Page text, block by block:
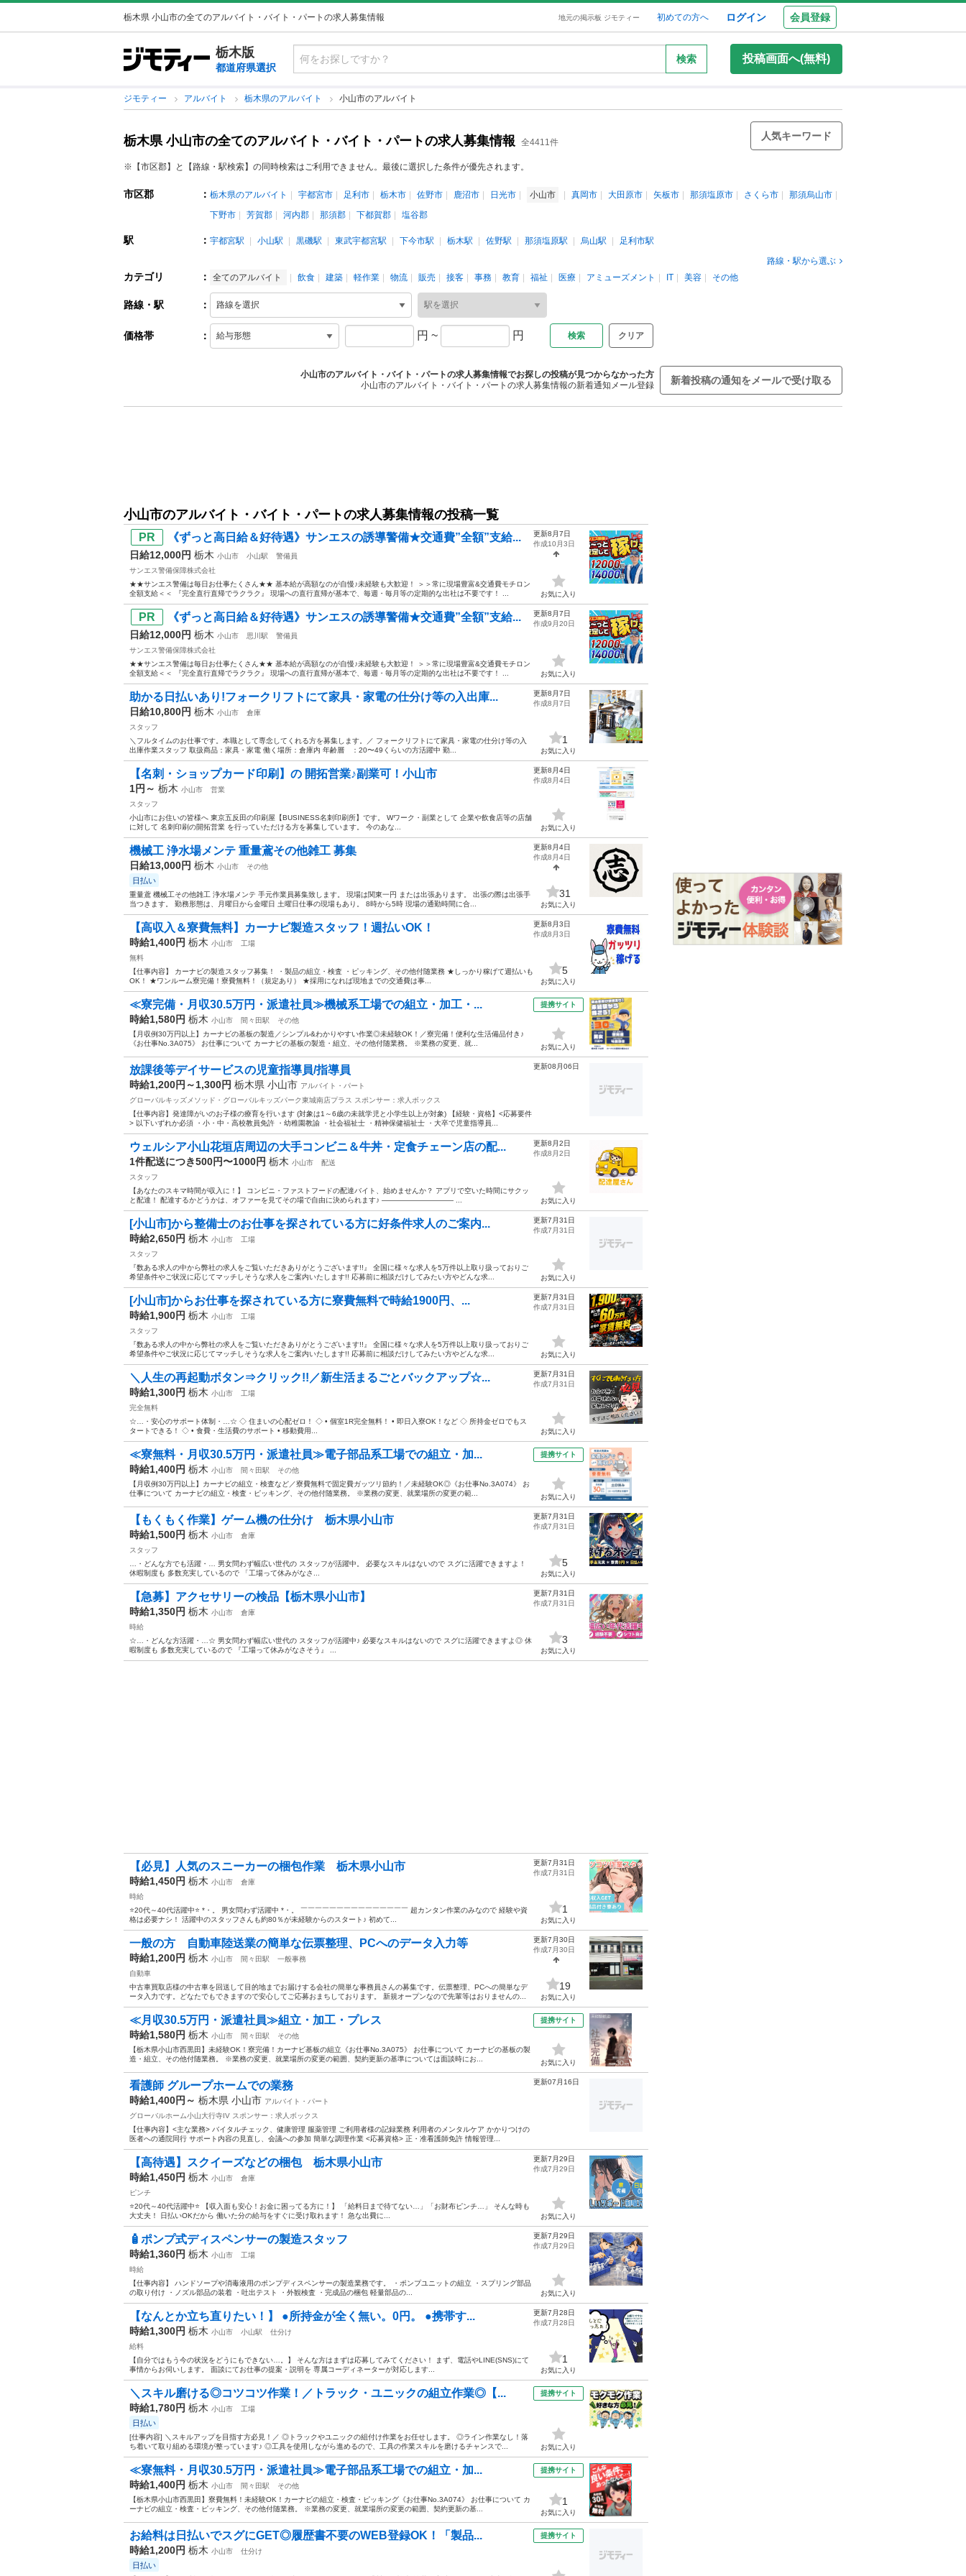
栃木県 小山市の全てのアルバイト・バイト・パートの求人募集情報 地元の掲示板 ジモティー 初めての方へ ログイン 会員登録
栃木版
都道府県選択
検索 投稿画面へ(無料)
ジモティー アルバイト 栃木県のアルバイト 小山市のアルバイト
栃木県 小山市の全てのアルバイト・バイト・パートの求人募集情報 全4411件
人気キーワード
※【市区郡】と【路線・駅検索】の同時検索はご利用できません。最後に選択した条件が優先されます。
市区郡 ： 栃木県のアルバイト 宇都宮市 足利市 栃木市 佐野市 鹿沼市 日光市 小山市 真岡市 大田原市 矢板市 那須塩原市 さくら市
那須烏山市
下野市
芳賀郡 河内郡 那須郡 下都賀郡 塩谷郡
駅 ： 宇都宮駅 小山駅 黒磯駅 東武宇都宮駅 下今市駅 栃木駅 佐野駅 那須塩原駅 烏山駅
足利市駅
路線・駅から選ぶ
カテゴリ ： 全てのアルバイト 飲食 建築 軽作業 物流 販売 接客 事務 教育 福祉 医療 アミューズメント IT 美容 その他
路線・駅 ：
価格帯 ： 円 ~ 円 クリア
小山市のアルバイト・バイト・パートの求人募集情報でお探しの投稿が見つからなかった方
小山市のアルバイト・バイト・パートの求人募集情報の新着通知メール登録
新着投稿の通知をメールで受け取る
小山市のアルバイト・バイト・パートの求人募集情報の投稿一覧
《ずっと高日給＆好待遇》サンエスの誘導警備★交通費”全額”支給...
日給12,000円 栃木 小山市 小山駅
警備員
サンエス警備保障株式会社
★★サンエス警備は毎日お仕事たくさん★★ 基本給が高額なのが自慢♪未経験も大歓迎！ ＞＞常に現場豊富&交通費モチロン
全額支給＜＜ 『完全直行直帰でラクラク』 現場への直行直帰が基本で、毎週・毎月等の定期的な出社は不要です！ ...
更新8月7日
作成10月3日
お気に入り
《ずっと高日給＆好待遇》サンエスの誘導警備★交通費”全額”支給...
日給12,000円 栃木 小山市 思川駅
警備員
サンエス警備保障株式会社
★★サンエス警備は毎日お仕事たくさん★★ 基本給が高額なのが自慢♪未経験も大歓迎！ ＞＞常に現場豊富&交通費モチロン
全額支給＜＜ 『完全直行直帰でラクラク』 現場への直行直帰が基本で、毎週・毎月等の定期的な出社は不要です！ ...
更新8月7日
作成9月20日
お気に入り
助かる日払いあり!フォークリフトにて家具・家電の仕分け等の入出庫...
日給10,800円 栃木 小山市
倉庫
スタッフ
＼フルタイムのお仕事です。本職として専念してくれる方を募集します。／ フォークリフトにて家具・家電の仕分け等の入
出庫作業スタッフ 取扱商品：家具・家電 働く場所：倉庫内 年齢層 ：20〜49くらいの方活躍中 勤...
更新8月7日
作成8月7日
1
お気に入り
【名刺・ショップカード印刷】の 開拓営業♪副業可！小山市
1円～ 栃木 小山市
営業
スタッフ
小山市にお住いの皆様へ 東京五反田の印刷屋【BUSINESS名刺印刷所】です。 Wワーク・副業として 企業や飲食店等の店舗
に対して 名刺印刷の開拓営業 を行っていただける方を募集しています。 今のあな...
更新8月4日
作成8月4日
お気に入り
機械工 浄水場メンテ 重量鳶その他雑工 募集
日給13,000円 栃木 小山市 その他
日払い
重量鳶 機械工その他雑工 浄水場メンテ 手元作業員募集致します。 現場は関東一円 または出張あります。 出張の際は出張手
当つきます。 勤務形態は、月曜日から金曜日 土曜日仕事の現場もあり。 8時から5時 現場の通勤時間に合...
更新8月4日
作成8月4日
31
お気に入り
【高収入＆寮費無料】カーナビ製造スタッフ！週払いOK！
時給1,400円 栃木 小山市
工場
無料
【仕事内容】 カーナビの製造スタッフ募集！ ・製品の組立・検査 ・ピッキング、その他付随業務 ★しっかり稼げて週払いも
OK！ ★ワンルーム寮完備！寮費無料！（規定あり） ★採用になれば現地までの交通費は事...
更新8月3日
作成8月3日
5
お気に入り
≪寮完備・月収30.5万円・派遣社員≫機械系工場での組立・加工・...
時給1,580円 栃木 小山市 間々田駅
その他
【月収例30万円以上】カーナビの基板の製造／シンプル&わかりやすい作業◎未経験OK！／寮完備！便利な生活備品付き♪
《お仕事No.3A075》 お仕事について カーナビの基板の製造・組立、その他付随業務。 ※業務の変更、就...
提携サイト
お気に入り
放課後等デイサービスの児童指導員/指導員
時給1,200円～1,300円 栃木県 小山市 アルバイト・パート
グローバルキッズメソッド・グローバルキッズパーク東城南店プラス スポンサー：求人ボックス
【仕事内容】発達障がいのお子様の療育を行います (対象は1～6歳の未就学児と小学生以上が対象) 【経験・資格】<応募要件
> 以下いずれか必須 ・小・中・高校教員免許 ・幼稚園教諭 ・社会福祉士 ・精神保健福祉士 ・大卒で児童指導員...
更新08月06日
ウェルシア小山花垣店周辺の大手コンビニ＆牛丼・定食チェーン店の配...
1件配送につき500円〜1000円 栃木 小山市
配送
スタッフ
【あなたのスキマ時間が収入に！】 コンビニ・ファストフードの配達バイト、始めませんか？ アプリで空いた時間にサクッ
と配達！ 配達するかどうかは、オファーを見てその場で自由に決められます♪ ―――――――――― ...
更新8月2日
作成8月2日
お気に入り
[小山市]から整備士のお仕事を探されている方に好条件求人のご案内...
時給2,650円 栃木 小山市
工場
スタッフ
『数ある求人の中から弊社の求人をご覧いただきありがとうございます!!』 全国に様々な求人を5万件以上取り扱っておりご
希望条件やご状況に応じてマッチしそうな求人をご案内いたします!! 応募前に相談だけしてみたい方やどんな求...
更新7月31日
作成7月31日
お気に入り
[小山市]からお仕事を探されている方に寮費無料で時給1900円、...
時給1,900円 栃木 小山市
工場
スタッフ
『数ある求人の中から弊社の求人をご覧いただきありがとうございます!!』 全国に様々な求人を5万件以上取り扱っておりご
希望条件やご状況に応じてマッチしそうな求人をご案内いたします!! 応募前に相談だけしてみたい方やどんな求...
更新7月31日
作成7月31日
お気に入り
＼人生の再起動ボタン⇒クリック!!／新生活まるごとバックアップ☆...
時給1,300円 栃木 小山市
工場
完全無料
☆…・安心のサポート体制・…☆ ◇ 住まいの心配ゼロ！ ◇ • 個室1R完全無料！ • 即日入寮OK！など ◇ 所持金ゼロでもス
タートできる！ ◇ • 食費・生活費のサポート • 移動費用...
更新7月31日
作成7月31日
お気に入り
≪寮無料・月収30.5万円・派遣社員≫電子部品系工場での組立・加...
時給1,400円 栃木 小山市 間々田駅
その他
【月収例30万円以上】カーナビの組立・検査など／寮費無料で固定費ガッツリ節約！／未経験OK◎《お仕事No.3A074》 お
仕事について カーナビの組立・検査・ピッキング、その他付随業務。 ※業務の変更、就業場所の変更の範...
提携サイト
お気に入り
【もくもく作業】ゲーム機の仕分け 栃木県小山市
時給1,500円 栃木 小山市
倉庫
スタッフ
…・どんな方でも活躍・… 男女問わず幅広い世代の スタッフが活躍中。 必要なスキルはないので スグに活躍できますよ！
休暇制度も 多数充実しているので 「工場って休みがなさ...
更新7月31日
作成7月31日
5
お気に入り
【急募】アクセサリーの検品【栃木県小山市】
時給1,350円 栃木 小山市
倉庫
時給
☆…・どんな方活躍・…☆ 男女問わず幅広い世代の スタッフが活躍中♪ 必要なスキルはないので スグに活躍できますよ◎ 休
暇制度も 多数充実しているので 『工場って休みがなさそう』 ...
更新7月31日
作成7月31日
3
お気に入り
【必見】人気のスニーカーの梱包作業 栃木県小山市
時給1,450円 栃木 小山市
倉庫
時給
⭐20代～40代活躍中⭐ *・。 男女問わず活躍中 *・。 ￣￣￣￣￣￣￣￣￣￣￣￣￣￣￣ 超カンタン作業のみなので 経験や資
格は必要ナシ！ 活躍中のスタッフさんも約80％が未経験からのスタート♪ 初めて...
更新7月31日
作成7月31日
1
お気に入り
一般の方 自動車陸送業の簡単な伝票整理、PCへのデータ入力等
時給1,200円 栃木 小山市 間々田駅
一般事務
自動車
中古車買取店様の中古車を回送して目的地までお届けする会社の簡単な事務員さんの募集です。伝票整理、PCへの簡単なデ
ータ入力です。どなたでもできますので安心してご応募おまちしております。 新規オープンなので先輩等はおりませんの...
更新7月30日
作成7月30日
19
お気に入り
≪月収30.5万円・派遣社員≫組立・加工・プレス
時給1,580円 栃木 小山市 間々田駅
その他
【栃木県小山市西黒田】未経験OK！寮完備！カーナビ基板の組立《お仕事No.3A075》 お仕事について カーナビの基板の製
造・組立、その他付随業務。 ※業務の変更、就業場所の変更の範囲、契約更新の基準については面談時にお...
提携サイト
お気に入り
看護師 グループホームでの業務
時給1,400円～ 栃木県 小山市 アルバイト・パート
グローバルホーム小山大行寺IV スポンサー：求人ボックス
【仕事内容】<主な業務> バイタルチェック、健康管理 服薬管理 ご利用者様の記録業務 利用者のメンタルケア かかりつけの
医者への通院同行 サポート内容の見直し、会議への参加 簡単な調理作業 <応募資格> 正・准看護師免許 情報管理...
更新07月16日
【高待遇】スクイーズなどの梱包 栃木県小山市
時給1,450円 栃木 小山市
倉庫
ピンチ
⭐20代～40代活躍中⭐ 【収入面も安心！お金に困ってる方に！】 「給料日まで待てない…」「お財布ピンチ…」 そんな時も
大丈夫！ 日払いOKだから 働いた分の給与をすぐに受け取れます！ 急な出費に...
更新7月29日
作成7月29日
お気に入り
🧴ポンプ式ディスペンサーの製造スタッフ
時給1,360円 栃木 小山市
工場
時給
【仕事内容】 ハンドソープや消毒液用のポンプディスペンサーの製造業務です。 ・ポンプユニットの組立 ・スプリング部品
の取り付け ・ノズル部品の装着 ・吐出テスト ・外観検査 ・完成品の梱包 軽量部品の...
更新7月29日
作成7月29日
お気に入り
【なんとか立ち直りたい！】 ●所持金が全く無い。0円。 ●携帯す...
時給1,300円 栃木 小山市 小山駅
仕分け
給料
【自分ではもう今の状況をどうにもできない…。】 そんな方はまずは応募してみてください！ まず、電話やLINE(SNS)にて
事情からお伺いします。 面談にてお仕事の提案・説明を 専属コーディネーターが対応します...
更新7月28日
作成7月28日
1
お気に入り
＼スキル磨ける◎コツコツ作業！／トラック・ユニックの組立作業◎【...
時給1,780円 栃木 小山市 工場
日払い
[仕事内容] ＼スキルアップを目指す方必見！／ ◎トラックやユニックの組付け作業をお任せします。 ◎ライン作業なし！落
ち着いて取り組める環境が整っています♪ ◎工具を使用しながら進めるので、工具の作業スキルを磨けるチャンスで...
提携サイト
お気に入り
≪寮無料・月収30.5万円・派遣社員≫電子部品系工場での組立・加...
時給1,400円 栃木 小山市 間々田駅
その他
【栃木県小山市西黒田】寮費無料！未経験OK！カーナビの組立・検査・ピッキング《お仕事No.3A074》 お仕事について カ
ーナビの組立・検査・ピッキング、その他付随業務。 ※業務の変更、就業場所の変更の範囲、契約更新の基...
提携サイト
1
お気に入り
お給料は日払いでスグにGET◎履歴書不要のWEB登録OK！「製品...
時給1,200円 栃木 小山市 仕分け
日払い
提携サイト